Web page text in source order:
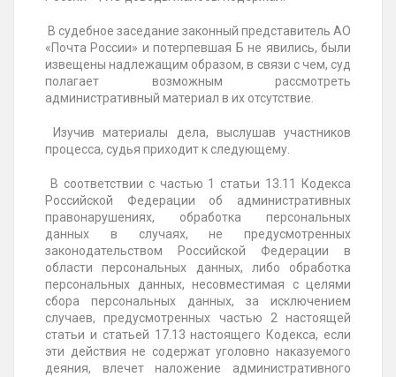
В судебное заседание законный представитель АО
«Почта России» и потерпевшая Б не явились, были
извещены надлежащим образом, в связи с чем, суд
полагает возможным рассмотреть
административный материал в их отсутствие.
Изучив материалы дела, выслушав участников
процесса, судья приходит к следующему.
В соответствии с частью 1 статьи 13.11 Кодекса
Российской Федерации об административных
правонарушениях, обработка персональных
данных в случаях, не предусмотренных
законодательством Российской Федерации в
области персональных данных, либо обработка
персональных данных, несовместимая с целями
сбора персональных данных, за исключением
случаев, предусмотренных частью 2 настоящей
статьи и статьей 17.13 настоящего Кодекса, если
эти действия не содержат уголовно наказуемого
деяния, влечет наложение административного